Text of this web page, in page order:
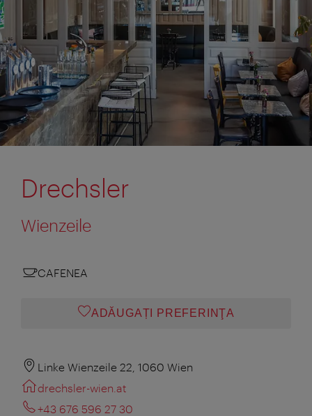
Drechsler
Wienzeile
CAFENEA
ADĂUGAȚI PREFERINŢA
Linke Wienzeile 22, 1060 Wien
drechsler-wien.at
+43 676 596 27 30